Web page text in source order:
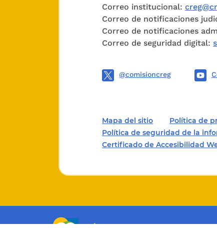
Correo institucional:
Correo de notificaciones
Correo de notificaciones
Correo de seguridad digital:
@comisioncreg
Mapa del sitio Política de
Política de seguridad de la
Certificado de Accesibilidad